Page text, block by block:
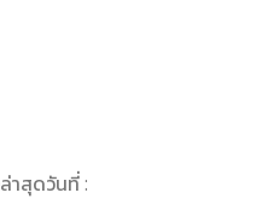
าสุดวันที่ :